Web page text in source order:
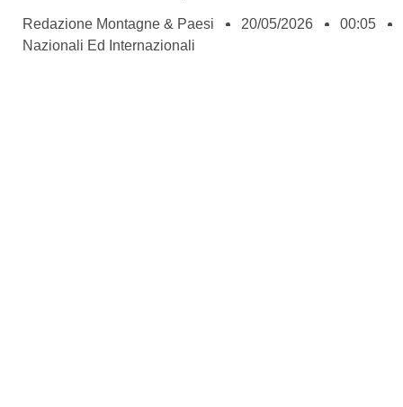
Redazione Montagne & Paesi 20/05/2026
00:05
Nazionali Ed Internazionali